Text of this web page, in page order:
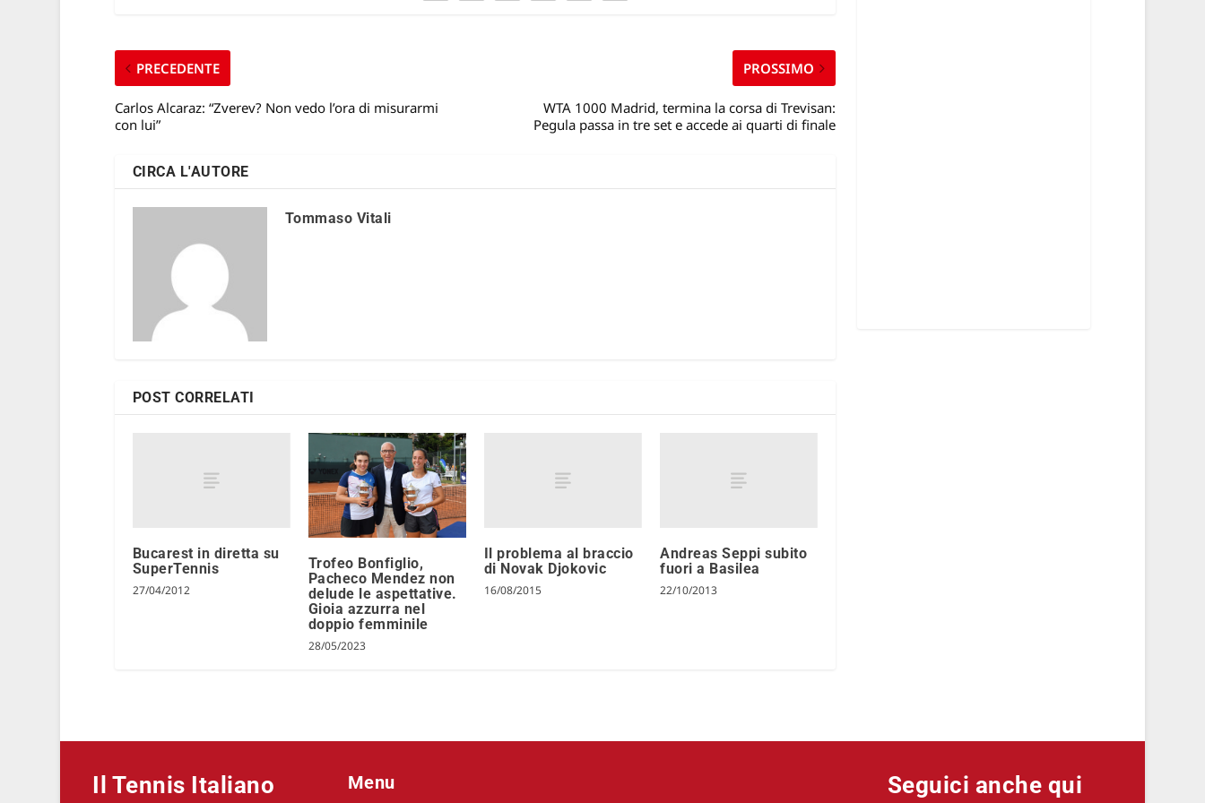
PRECEDENTE
Carlos Alcaraz: “Zverev? Non vedo l’ora di misurarmi
con lui”
PROSSIMO
WTA 1000 Madrid, termina la corsa di Trevisan:
Pegula passa in tre set e accede ai quarti di finale
CIRCA L'AUTORE
Tommaso Vitali
POST CORRELATI
Bucarest in diretta su
SuperTennis
27/04/2012
Trofeo Bonfiglio,
Pacheco Mendez non
delude le aspettative.
Gioia azzurra nel
doppio femminile
28/05/2023
Il problema al braccio
di Novak Djokovic
16/08/2015
Andreas Seppi subito
fuori a Basilea
22/10/2013
Il Tennis Italiano Menu Seguici anche qui